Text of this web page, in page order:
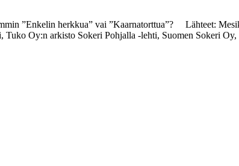
”Enkelin herkkua” vai ”Kaarnatorttua”? Lähteet:
Oy:n arkisto Sokeri Pohjalla -lehti, Suomen Sokeri